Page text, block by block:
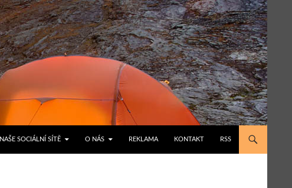
NAŠE SOCIÁLNÍ SÍTĚ O NÁS REKLAMA KONTAKT RSS